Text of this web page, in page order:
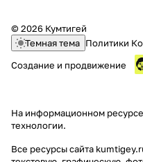
© 2026 Кумтигей
Темная тема Политики
Создание и продвижение
На информационном
технологии.
Все ресурсы сайта